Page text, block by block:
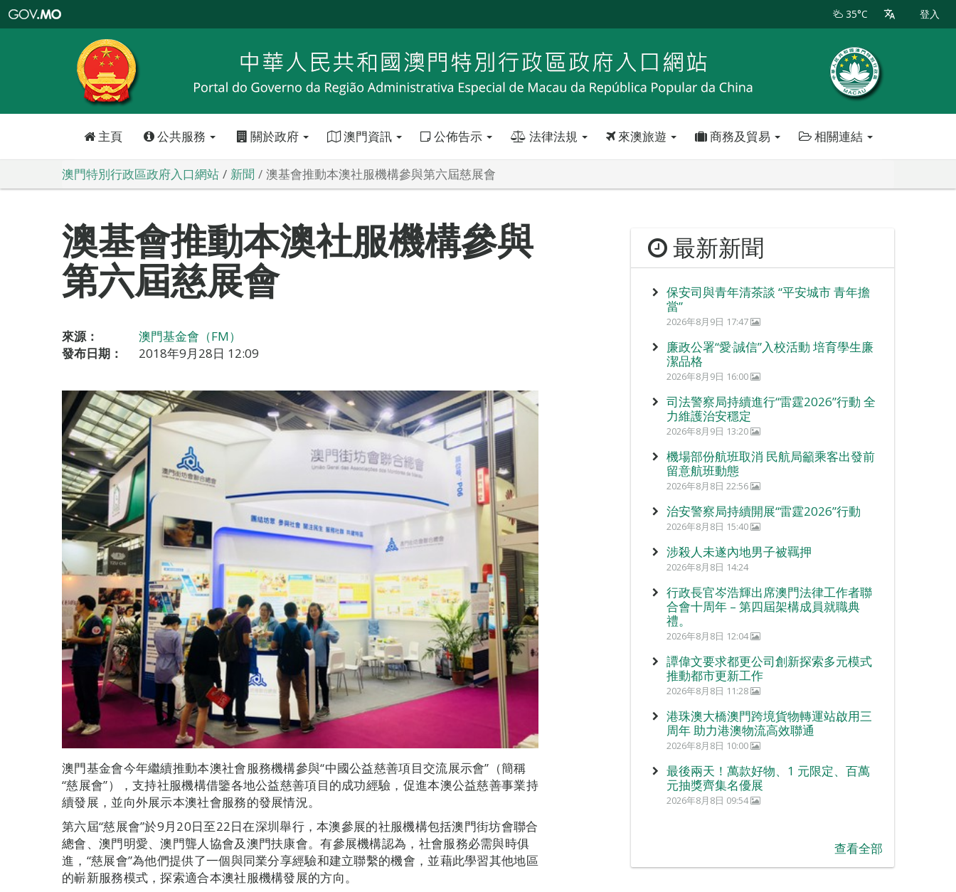
特
政
區
政
口
35°C 登入
主頁 公共服務 關於政府 澳門資訊 公佈告示 法律法規 來澳旅遊 商務及貿易 相關連結
澳門特別行政區政府入口網站 新聞 澳基會推動本澳社服機構參與第六屆慈展會
澳基會推動本澳社服機構參與
第六屆慈展會
來源：
澳門基金會（FM）
發布日期：
2018年9月28日 12:09
澳門基金會今年繼續推動本澳社會服務機構參與“中國公益慈善項目交流展示會”（簡稱
“慈展會”），支持社服機構借鑒各地公益慈善項目的成功經驗，促進本澳公益慈善事業持
續發展，並向外展示本澳社會服務的發展情況。
第六屆“慈展會”於9月20日至22日在深圳舉行，本澳參展的社服機構包括澳門街坊會聯合
總會、澳門明愛、澳門聾人協會及澳門扶康會。有參展機構認為，社會服務必需與時俱
進，“慈展會”為他們提供了一個與同業分享經驗和建立聯繫的機會，並藉此學習其他地區
的嶄新服務模式，探索適合本澳社服機構發展的方向。
最新新聞
保安司與青年清茶談 “平安城市 青年擔
當”
2026年8月9日 17:47
廉政公署“愛‧誠信”入校活動 培育學生廉
潔品格
2026年8月9日 16:00
司法警察局持續進行“雷霆2026”行動 全
力維護治安穩定
2026年8月9日 13:20
機場部份航班取消 民航局籲乘客出發前
留意航班動態
2026年8月8日 22:56
治安警察局持續開展“雷霆2026”行動
2026年8月8日 15:40
涉殺人未遂內地男子被羈押
2026年8月8日 14:24
行政長官岑浩輝出席澳門法律工作者聯
合會十周年 – 第四屆架構成員就職典
禮。
2026年8月8日 12:04
譚偉文要求都更公司創新探索多元模式
推動都市更新工作
2026年8月8日 11:28
港珠澳大橋澳門跨境貨物轉運站啟用三
周年 助力港澳物流高效聯通
2026年8月8日 10:00
最後兩天！萬款好物、1 元限定、百萬
元抽獎齊集名優展
2026年8月8日 09:54
查看全部